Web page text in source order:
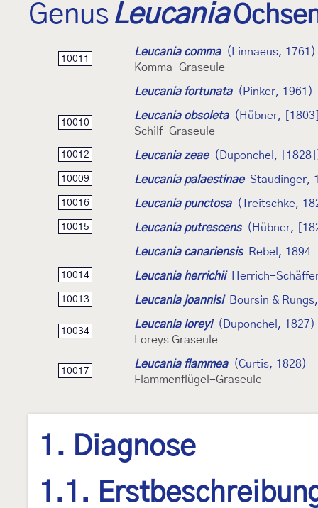
Genus Leucania
10011
Leucania comma
(Linnaeus, 1761)
Komma-Graseule
Leucania fortunata (Pinker, 1961)
10010
Leucania obsoleta
(Hübner,
Schilf-Graseule
10012 Leucania zeae (Duponchel,
10009 Leucania palaestinae Staudinger,
10016 Leucania punctosa (Treitschke,
10015 Leucania putrescens (Hübner,
Leucania canariensis Rebel, 1894
10014 Leucania herrichii Herrich-
10013 Leucania joannisi Boursin &
10034
Leucania loreyi
(Duponchel, 1827)
Loreys Graseule
10017
Leucania flammea
(Curtis, 1828)
Flammenflügel-Graseule
1. Diagnose
1.1.